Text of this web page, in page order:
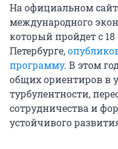
На официальном
международного
который пройдет с
Петербурге,
программу. В этом
общих ориентиров в
турбулентности,
сотрудничества и
устойчивого